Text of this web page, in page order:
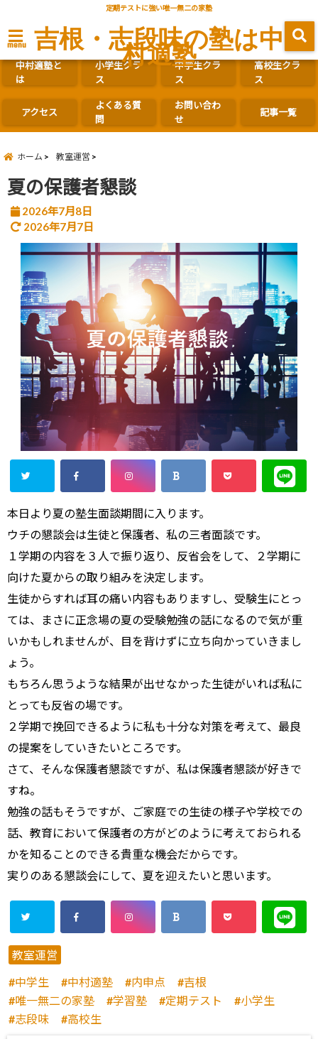
定期テストに強い唯一無二の家塾
menu 吉根・志段味の塾は中
村適塾
中村適塾と
は
小学生クラ
ス
中学生クラ
ス
高校生クラ
ス
アクセス
よくある質
問
お問い合わ
せ
記事一覧
ホーム 教室運営
夏の保護者懇談
2026年7月8日
2026年7月7日
本日より夏の塾生面談期間に入ります。
ウチの懇談会は生徒と保護者、私の三者面談です。
１学期の内容を３人で振り返り、反省会をして、２学期に
向けた夏からの取り組みを決定します。
生徒からすれば耳の痛い内容もありますし、受験生にとっ
ては、まさに正念場の夏の受験勉強の話になるので気が重
いかもしれませんが、目を背けずに立ち向かっていきまし
ょう。
もちろん思うような結果が出せなかった生徒がいれば私に
とっても反省の場です。
２学期で挽回できるように私も十分な対策を考えて、最良
の提案をしていきたいところです。
さて、そんな保護者懇談ですが、私は保護者懇談が好きで
すね。
勉強の話もそうですが、ご家庭での生徒の様子や学校での
話、教育において保護者の方がどのように考えておられる
かを知ることのできる貴重な機会だからです。
実りのある懇談会にして、夏を迎えたいと思います。
教室運営
中学生
中村適塾 内申点
吉根
唯一無二の家塾
学習塾 定期テスト
小学生
志段味
高校生